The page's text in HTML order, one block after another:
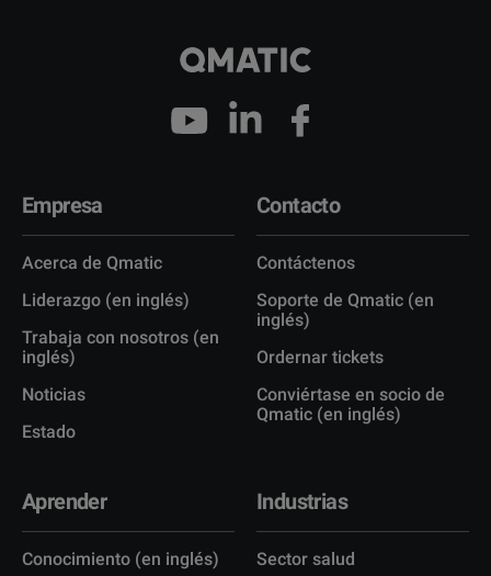
Empresa
Acerca de Qmatic
Liderazgo (en inglés)
Trabaja con nosotros (en
inglés)
Noticias
Estado
Contacto
Contáctenos
Soporte de Qmatic (en
inglés)
Ordernar tickets
Conviértase en socio de
Qmatic (en inglés)
Aprender
Conocimiento (en inglés)
Industrias
Sector salud